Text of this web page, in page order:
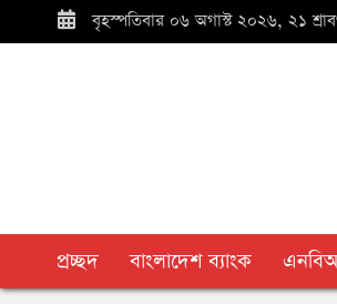
বৃহস্পতিবার ০৬ অগাস্ট ২০২৬, ২১
প্রচ্ছদ বাংলাদেশ ব্যাংক